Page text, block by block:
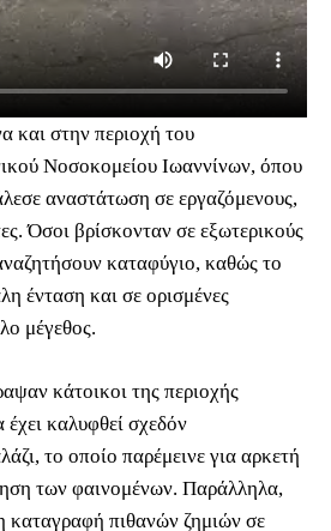
και στην περιοχή του
Νοσοκομείου Ιωαννίνων, όπου
αναστάτωση σε εργαζόμενους,
Όσοι βρίσκονταν σε εξωτερικούς
καταφύγιο, καθώς το
ένταση και σε ορισμένες
μέγεθος.
κάτοικοι της περιοχής
καλυφθεί σχεδόν
το οποίο παρέμεινε για αρκετή
των φαινομένων. Παράλληλα,
καταγραφή πιθανών ζημιών σε